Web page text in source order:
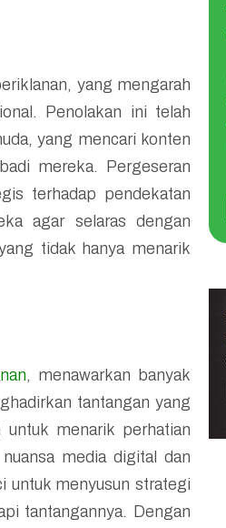
yang mengarah
Penolakan ini telah
yang mencari konten
mereka. Pergeseran
terhadap pendekatan
agar selaras dengan
tidak hanya menarik
, menawarkan banyak
tantangan yang
menarik perhatian
media digital dan
untuk menyusun strategi
tantangannya. Dengan